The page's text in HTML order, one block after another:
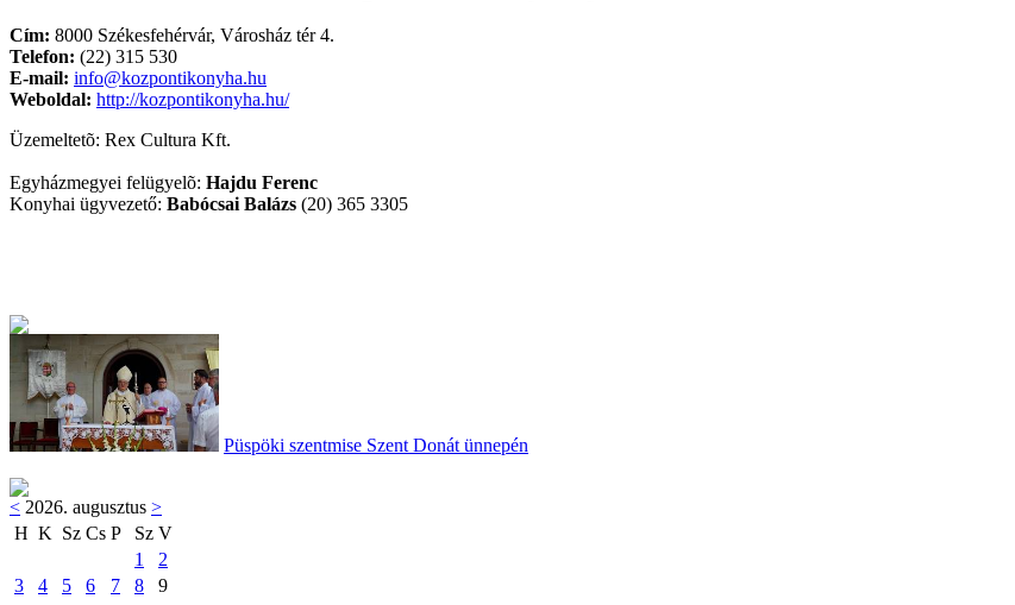
Cím: 8000 Székesfehérvár, Városház tér 4.
Telefon: (22) 315 530
E-mail: info@kozpontikonyha.hu
Weboldal: http://kozpontikonyha.hu/
Üzemeltetõ: Rex Cultura Kft.
Egyházmegyei felügyelõ: Hajdu Ferenc
Konyhai ügyvezető: Babócsai Balázs (20) 365 3305
Püspöki szentmise Szent Donát ünnepén
< 2026. augusztus >
H K Sz Cs P Sz V
1
2
3
4 5 6 7 8
9